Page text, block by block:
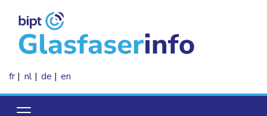
fr nl de en